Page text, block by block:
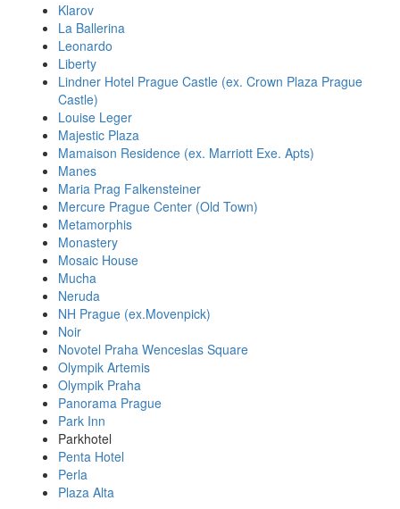
Klarov
La Ballerina
Leonardo
Liberty
Lindner Hotel Prague Castle (ex. Crown Plaza Prague
Castle)
Louise Leger
Majestic Plaza
Mamaison Residence (ex. Marriott Exe. Apts)
Manes
Maria Prag Falkensteiner
Mercure Prague Center (Old Town)
Metamorphis
Monastery
Mosaic House
Mucha
Neruda
NH Prague (ex.Movenpick)
Noir
Novotel Praha Wenceslas Square
Olympik Artemis
Olympik Praha
Panorama Prague
Park Inn
Parkhotel
Penta Hotel
Perla
Plaza Alta